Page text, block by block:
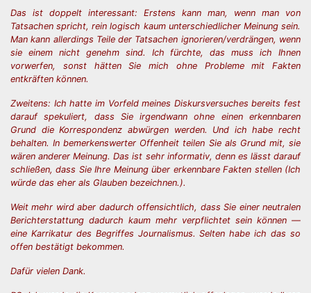
Das ist doppelt interessant: Erstens kann man, wenn man von
Tatsachen spricht, rein logisch kaum unterschiedlicher Meinung sein.
Man kann allerdings Teile der Tatsachen ignorieren/verdrängen, wenn
sie einem nicht genehm sind. Ich fürchte, das muss ich Ihnen
vorwerfen, sonst hätten Sie mich ohne Probleme mit Fakten
entkräften können.
Zweitens: Ich hatte im Vorfeld meines Diskursversuches bereits fest
darauf spekuliert, dass Sie irgendwann ohne einen erkennbaren
Grund die Korrespondenz abwürgen werden. Und ich habe recht
behalten. In bemerkenswerter Offenheit teilen Sie als Grund mit, sie
wären anderer Meinung. Das ist sehr informativ, denn es lässt darauf
schließen, dass Sie Ihre Meinung über erkennbare Fakten stellen (Ich
würde das eher als Glauben bezeichnen.).
Weit mehr wird aber dadurch offensichtlich, dass Sie einer neutralen
Berichterstattung dadurch kaum mehr verpflichtet sein können —
eine Karrikatur des Begriffes Journalismus. Selten habe ich das so
offen bestätigt bekommen.
Dafür vielen Dank.